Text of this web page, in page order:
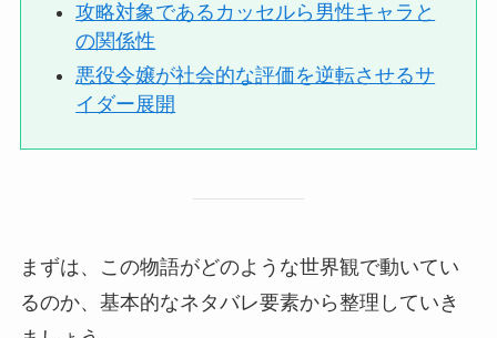
攻略対象であるカッセルら男性キャラと
の関係性
悪役令嬢が社会的な評価を逆転させるサ
イダー展開
まずは、この物語がどのような世界観で動いてい
るのか、基本的なネタバレ要素から整理していき